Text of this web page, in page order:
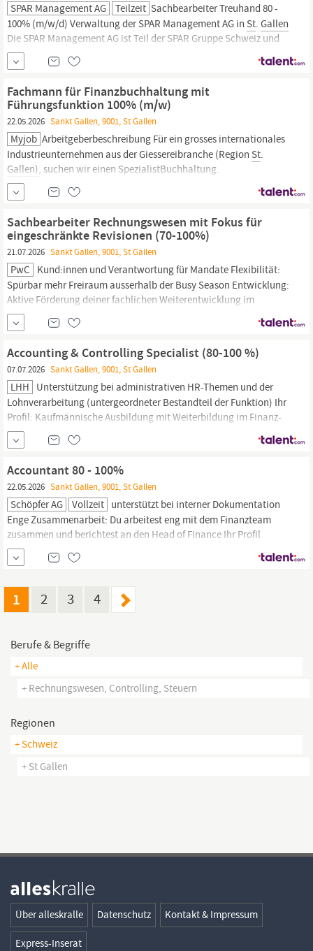
SPAR Management AG Teilzeit Sachbearbeiter Treuhand 80 -
100% (m/w/d) Verwaltung der SPAR Management AG in St. Gallen
Die SPAR Management AG ist Teil der SPAR Gruppe Schweiz und
somit ein erfolgreiches Mitglied von SPAR International. Dabei
unterstützt sie als Dienstleister die SPAR Handels AG und die
Fachmann für Finanzbuchhaltung mit
Führungsfunktion 100% (m/w)
22.05.2026 Sankt Gallen, 9001, St Gallen
Myjob Arbeitgeberbeschreibung Für ein grosses internationales
Industrieunternehmen aus der Giessereibranche (Region St.
Gallen), suchen wir einen SpezialistBuchhaltung.
Stellenbeschreibung Optimieren der Finanzprozesse
Cashmanagement Verantwortlich für Monats- und
externen und internen...
Sachbearbeiter Rechnungswesen mit Fokus für
eingeschränkte Revisionen (70-100%)
21.07.2026 Sankt Gallen, 9001, St Gallen
PwC Kund:innen und Verantwortung für Mandate Flexibilität:
Spürbar mehr Freiraum ausserhalb der Busy Season Entwicklung:
Aktive Förderung deiner fachlichen Weiterentwicklung im
Rechnungswesen,
erwartet Wir arbeiten in einem saisonalen Modell mit einer
Accounting & Controlling Specialist (80-100 %)
07.07.2026 Sankt Gallen, 9001, St Gallen
LHH Unterstützung bei administrativen HR-Themen und der
Lohnverarbeitung (untergeordneter Bestandteil der Funktion) Ihr
Profil: Kaufmännische Ausbildung mit Weiterbildung im Finanz-
und Rechnungswesen
Rechnungswesen)
Einige Jahre Berufserfahrung im Finanz- und
Accountant 80 - 100%
22.05.2026 Sankt Gallen, 9001, St Gallen
Schöpfer AG Vollzeit unterstützt bei interner Dokumentation
Enge Zusammenarbeit: Du arbeitest eng mit dem Finanzteam
zusammen und berichtest an den Head of Finance Ihr Profil
Ausbildung im Bereich Finanzen und Buchhaltung
(Treuhandsachbearbeiter oder Fachausweis Finanz- &
Finanzen 2-5 Jahre Berufserfahrung,...
1 2 3 4
Berufe & Begriffe
+ Alle
+ Rechnungswesen, Controlling, Steuern
Regionen
+ Schweiz
+ St Gallen
Über alleskralle Datenschutz Kontakt & Impressum
Express-Inserat